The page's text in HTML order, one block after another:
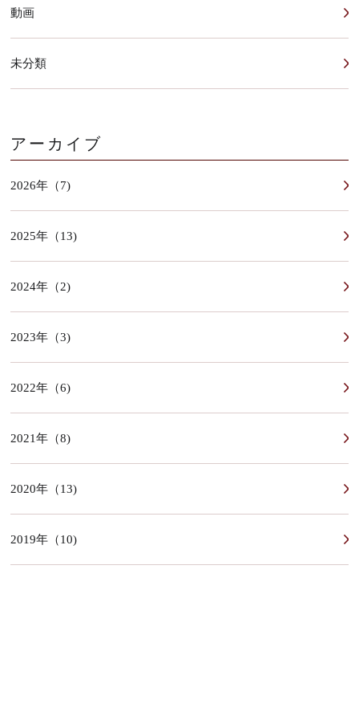
動画
未分類
アーカイブ
2026年（7)
2025年（13)
2024年（2)
2023年（3)
2022年（6)
2021年（8)
2020年（13)
2019年（10)